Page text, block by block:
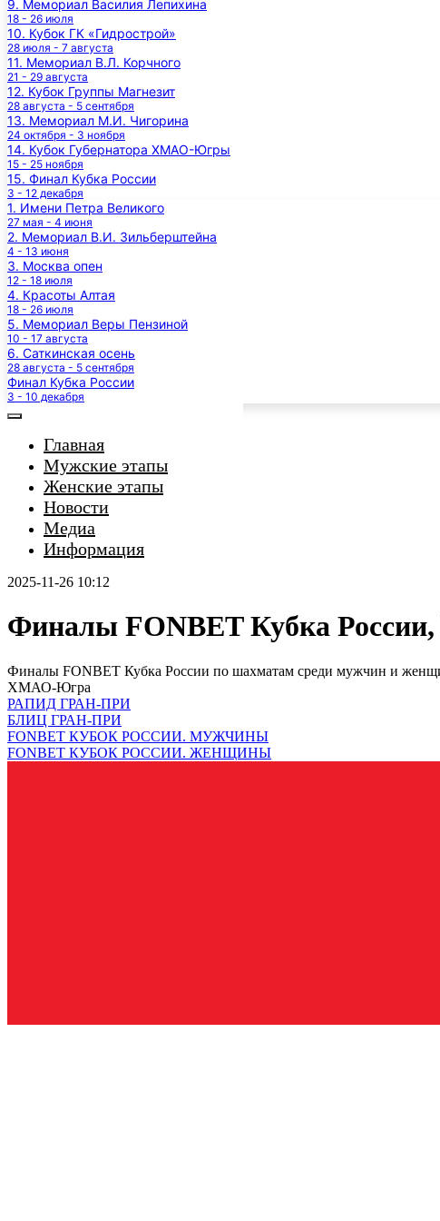
9. Мемориал Василия Лепихина
18 - 26 июля
10. Кубок ГК «Гидрострой»
28 июля - 7 августа
11. Мемориал В.Л. Корчного
21 - 29 августа
12. Кубок Группы Магнезит
28 августа - 5 сентября
13. Мемориал М.И. Чигорина
24 октября - 3 ноября
14. Кубок Губернатора ХМАО-Югры
15 - 25 ноября
15. Финал Кубка России
3 - 12 декабря
1. Имени Петра Великого
27 мая - 4 июня
2. Мемориал В.И. Зильберштейна
4 - 13 июня
3. Москва опен
12 - 18 июля
4. Красоты Алтая
18 - 26 июля
5. Мемориал Веры Пензиной
10 - 17 августа
6. Саткинская осень
28 августа - 5 сентября
Финал Кубка России
3 - 10 декабря
Главная
Мужские этапы
Женские этапы
Новости
Медиа
Информация
2025-11-26 10:12
Финалы FONBET Кубка
Финалы FONBET Кубка России по шахматам среди мужчин и
ХМАО-Югра
РАПИД ГРАН-ПРИ
БЛИЦ ГРАН-ПРИ
FONBET КУБОК РОССИИ. МУЖЧИНЫ
FONBET КУБОК РОССИИ. ЖЕНЩИНЫ